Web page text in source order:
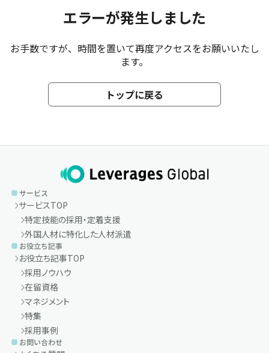
エラーが発生しました
お手数ですが、時間を置いて再度アクセスをお願いいたし
ます。
トップに戻る
サービス
サービスTOP
特定技能の採用・定着支援
外国人材に特化した人材派遣
お役立ち記事
お役立ち記事TOP
採用ノウハウ
在留資格
マネジメント
特集
採用事例
お問い合わせ